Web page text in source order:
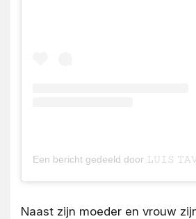
Naast zijn moeder en vrouw